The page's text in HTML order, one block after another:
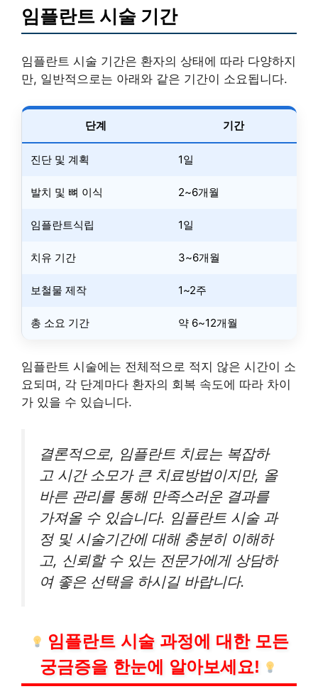
임플란트 시술 기간
임플란트 시술 기간은 환자의 상태에 따라 다양하지
만, 일반적으로는 아래와 같은 기간이 소요됩니다.
단계 기간
진단 및 계획 1일
발치 및 뼈 이식 2~6개월
임플란트식립 1일
치유 기간 3~6개월
보철물 제작 1~2주
총 소요 기간 약 6~12개월
임플란트 시술에는 전체적으로 적지 않은 시간이 소
요되며, 각 단계마다 환자의 회복 속도에 따라 차이
가 있을 수 있습니다.
결론적으로, 임플란트 치료는 복잡하
고 시간 소모가 큰 치료방법이지만, 올
바른 관리를 통해 만족스러운 결과를
가져올 수 있습니다. 임플란트 시술 과
정 및 시술기간에 대해 충분히 이해하
고, 신뢰할 수 있는 전문가에게 상담하
여 좋은 선택을 하시길 바랍니다.
임플란트 시술 과정에 대한 모든
궁금증을 한눈에 알아보세요!